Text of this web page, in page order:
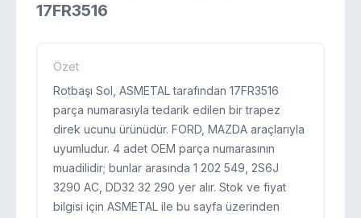
17FR3516
Özet
Rotbaşı Sol, ASMETAL tarafından 17FR3516
parça numarasıyla tedarik edilen bir trapez
direk ucunu ürünüdür. FORD, MAZDA araçlarıyla
uyumludur. 4 adet OEM parça numarasının
muadilidir; bunlar arasında 1 202 549, 2S6J
3290 AC, DD32 32 290 yer alır. Stok ve fiyat
bilgisi için ASMETAL ile bu sayfa üzerinden